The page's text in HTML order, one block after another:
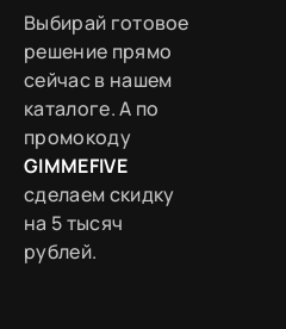
Выбирай готовое
решение прямо
сейчас в нашем
каталоге. А по
промокоду
GIMMEFIVE
сделаем скидку
на 5 тысяч
рублей.